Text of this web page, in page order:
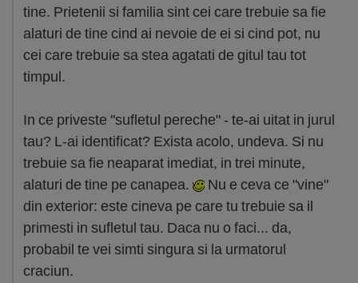
tine. Prietenii si familia sint cei care trebuie sa fie
alaturi de tine cind ai nevoie de ei si cind pot, nu
cei care trebuie sa stea agatati de gitul tau tot
timpul.
In ce priveste "sufletul pereche" - te-ai uitat in jurul
tau? L-ai identificat? Exista acolo, undeva. Si nu
trebuie sa fie neaparat imediat, in trei minute,
alaturi de tine pe canapea.
Nu e ceva ce "vine"
din exterior: este cineva pe care tu trebuie sa il
primesti in sufletul tau. Daca nu o faci... da,
probabil te vei simti singura si la urmatorul
craciun.